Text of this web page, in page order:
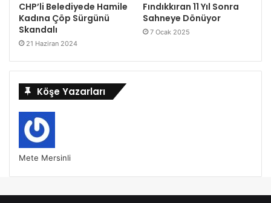
CHP’li Belediyede Hamile
Kadına Çöp Sürgünü
Skandalı
21 Haziran 2024
Fındıkkıran 11 Yıl Sonra
Sahneye Dönüyor
7 Ocak 2025
Köşe Yazarları
Mete Mersinli